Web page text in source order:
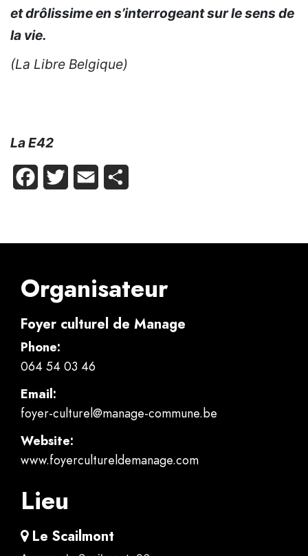
et drôlissime en s’interrogeant sur le sens de
la vie.
(La Libre Belgique)
La E42
Facebook
Twitter Email
Organisateur
Foyer culturel de Manage
Phone:
064 54 03 46
Email:
foyer-culturel@manage-commune.be
Website:
www.foyercultureldemanage.com
Lieu
Le Scailmont